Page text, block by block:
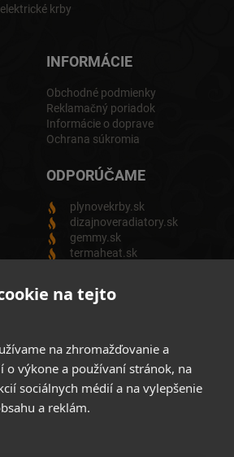
na tejto
na zhromažďovanie a
o výkone a používaní stránok, na
sociálnych médií a na vylepšenie
a reklám.
krby
INFORMÁCIE
Obchodné podmienky
Reklamačný poriadok
Informácie o doprave
Ochrana súkromia
ODPORÚČAME
plynovekrby.sk
dizajnoveradiatory.sk
gemmy.sk
termaheat.sk
adresu a budete vždy informovaný o
osobných údajov